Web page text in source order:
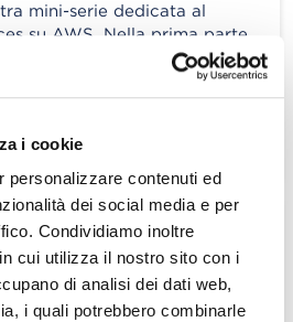
i cookie
personalizzare contenuti ed
dei social media e per
Condividiamo inoltre
cui utilizza il nostro sito con i
di analisi dei dati web,
i quali potrebbero combinarle
mini-serie dedicata al
su AWS. Nella prima parte,
chiave di una
implementarlo nel
- 16 Settembre 2022